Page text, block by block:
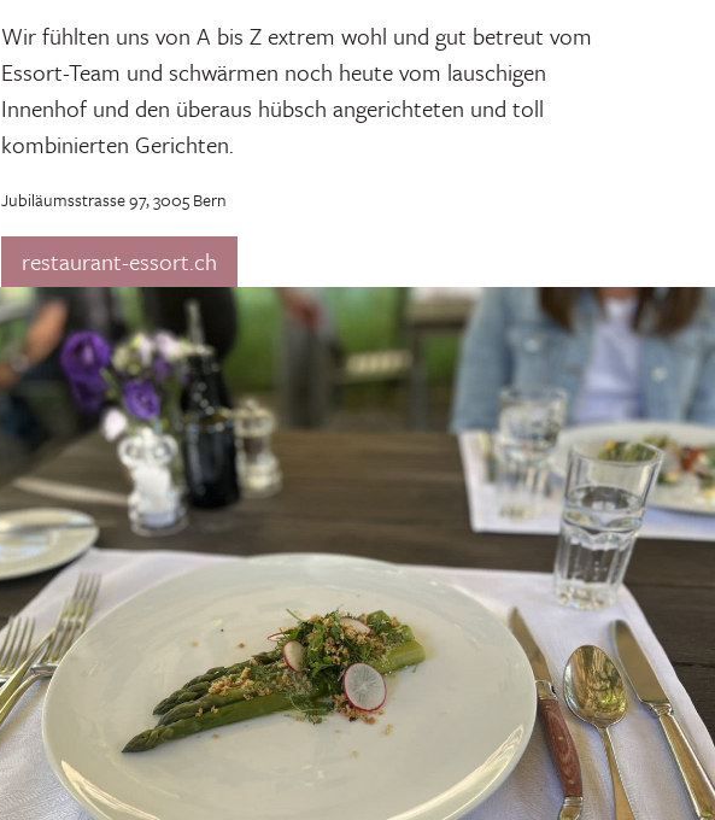
Wir fühlten uns von A bis Z extrem wohl und gut betreut vom
Essort-Team und schwärmen noch heute vom lauschigen
Innenhof und den überaus hübsch angerichteten und toll
kombinierten Gerichten.
Jubiläumsstrasse 97, 3005 Bern
restaurant-essort.ch